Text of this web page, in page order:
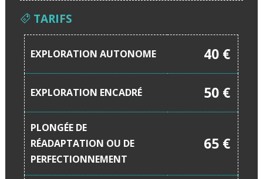
TARIFS
EXPLORATION AUTONOME 40 €
EXPLORATION ENCADRÉ 50 €
PLONGÉE DE
RÉADAPTATION OU DE
PERFECTIONNEMENT
65 €